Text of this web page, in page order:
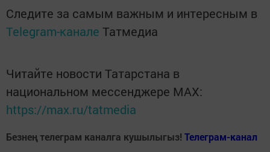
Следите за самым важным и интересным в
Telegram-канале Татмедиа
Читайте новости Татарстана в
национальном мессенджере MАХ:
https://max.ru/tatmedia
Безнең телеграм каналга кушылыгыз! Телеграм-канал